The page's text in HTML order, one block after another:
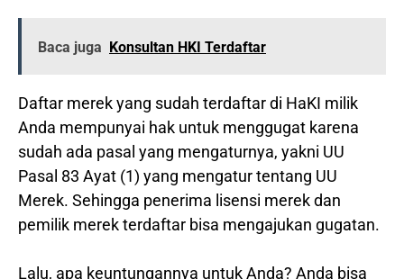
Baca juga Konsultan HKI Terdaftar
Daftar merek yang sudah terdaftar di HaKI milik
Anda mempunyai hak untuk menggugat karena
sudah ada pasal yang mengaturnya, yakni UU
Pasal 83 Ayat (1) yang mengatur tentang UU
Merek. Sehingga penerima lisensi merek dan
pemilik merek terdaftar bisa mengajukan gugatan.
Lalu, apa keuntungannya untuk Anda? Anda bisa